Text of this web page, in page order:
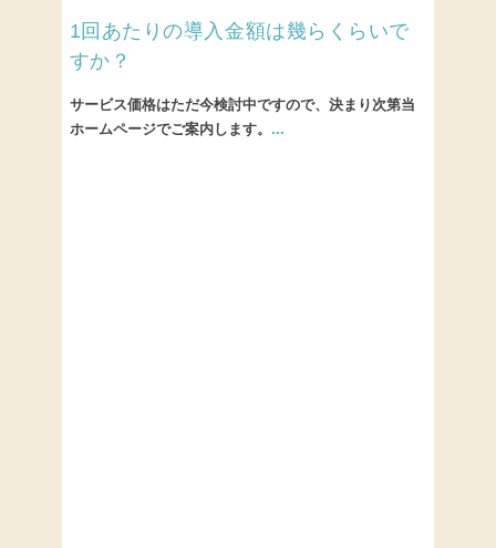
1回あたりの導入金額は幾らくらいで
すか？
サービス価格はただ今検討中ですので、決まり次第当
ホームページでご案内します。 ...